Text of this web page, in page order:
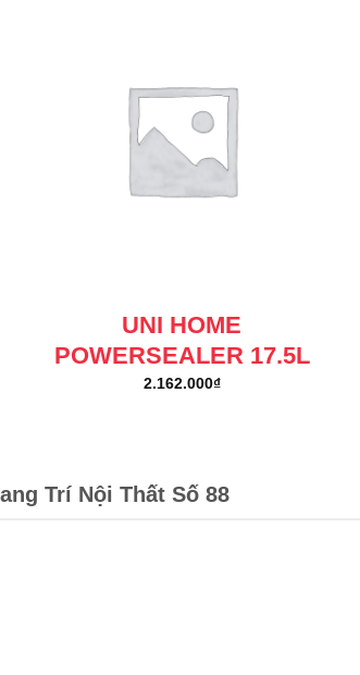
UNI HOME
POWERSEALER 17.5L
2.162.000₫
Trí Nội Thất Số 88